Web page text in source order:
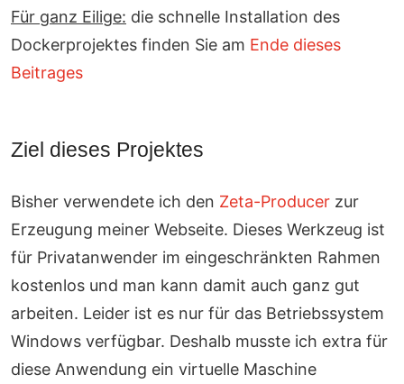
Für ganz Eilige: die schnelle Installation des
Dockerprojektes finden Sie am Ende dieses
Beitrages
Ziel dieses Projektes
Bisher verwendete ich den Zeta-Producer zur
Erzeugung meiner Webseite. Dieses Werkzeug ist
für Privatanwender im eingeschränkten Rahmen
kostenlos und man kann damit auch ganz gut
arbeiten. Leider ist es nur für das Betriebssystem
Windows verfügbar. Deshalb musste ich extra für
diese Anwendung ein virtuelle Maschine